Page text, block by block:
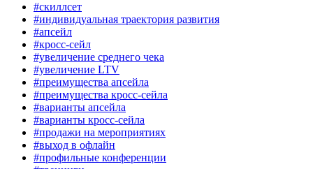
#скиллсет
#индивидуальная траектория развития
#апсейл
#кросс-сейл
#увеличение среднего чека
#увеличение LTV
#преимущества апсейла
#преимущества кросс-сейла
#варианты апсейла
#варианты кросс-сейла
#продажи на мероприятиях
#выход в офлайн
#профильные конференции